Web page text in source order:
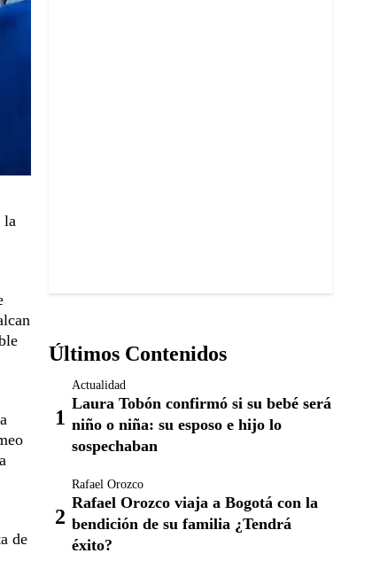
la
de
Últimos Contenidos
Actualidad
Laura Tobón confirmó si su bebé será
niño o niña: su esposo e hijo lo
sospechaban
Rafael Orozco
Rafael Orozco viaja a Bogotá con la
bendición de su familia ¿Tendrá
éxito?